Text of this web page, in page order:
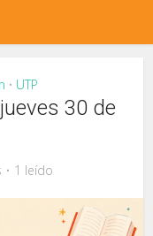
• UTP
30 de
1 leído